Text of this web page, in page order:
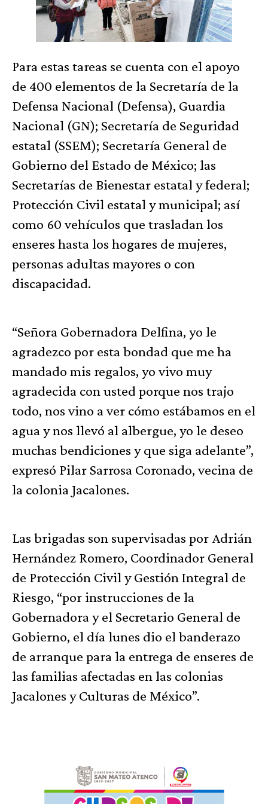
Para estas tareas se cuenta con el apoyo
de 400 elementos de la Secretaría de la
Defensa Nacional (Defensa), Guardia
Nacional (GN); Secretaría de Seguridad
estatal (SSEM); Secretaría General de
Gobierno del Estado de México; las
Secretarías de Bienestar estatal y federal;
Protección Civil estatal y municipal; así
como 60 vehículos que trasladan los
enseres hasta los hogares de mujeres,
personas adultas mayores o con
discapacidad.
“Señora Gobernadora Delfina, yo le
agradezco por esta bondad que me ha
mandado mis regalos, yo vivo muy
agradecida con usted porque nos trajo
todo, nos vino a ver cómo estábamos en el
agua y nos llevó al albergue, yo le deseo
muchas bendiciones y que siga adelante”,
expresó Pilar Sarrosa Coronado, vecina de
la colonia Jacalones.
Las brigadas son supervisadas por Adrián
Hernández Romero, Coordinador General
de Protección Civil y Gestión Integral de
Riesgo, “por instrucciones de la
Gobernadora y el Secretario General de
Gobierno, el día lunes dio el banderazo
de arranque para la entrega de enseres de
las familias afectadas en las colonias
Jacalones y Culturas de México”.